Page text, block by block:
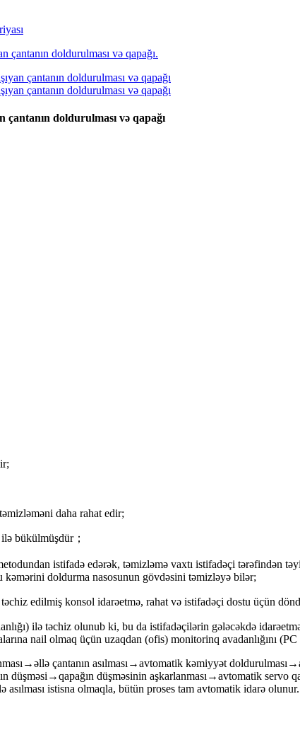
doldurulması və qapağı
daha rahat edir;
bükülmüşdür；
istifadə edərək, təmizləmə vaxtı istifadəçi tərəfindən
kəmərini doldurma nasosunun gövdəsini təmizləyə bilər;
edilmiş konsol idarəetmə, rahat və istifadəçi dostu üçün
ilə təchiz olunub ki, bu da istifadəçilərin gələcəkdə
nail olmaq üçün uzaqdan (ofis) monitorinq avadanlığını
çantanın asılması→avtomatik kəmiyyət
düşməsinin aşkarlanması→avtomatik servo
asılması istisna olmaqla, bütün proses tam avtomatik idarə olunur.